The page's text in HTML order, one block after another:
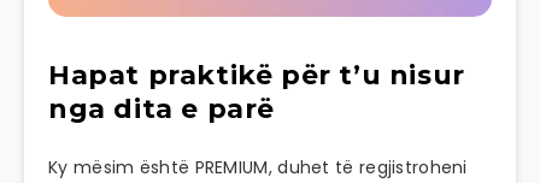
Hapat praktikë për t’u nisur
nga dita e parë
Ky mësim është PREMIUM, duhet të regjistroheni